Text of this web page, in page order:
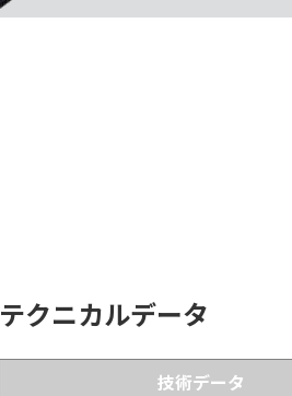
テクニカルデータ
技術データ